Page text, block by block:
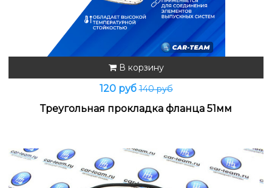
В корзину
120 руб140 руб
Треугольная прокладка фланца 51мм